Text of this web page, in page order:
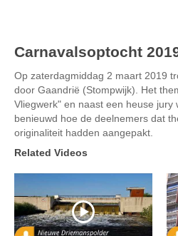
Carnavalsoptocht
Op zaterdagmiddag 2 maart 2019
door Gaandrië (Stompwijk). Het
Vliegwerk" en naast een heuse jury
benieuwd hoe de deelnemers dat
originaliteit hadden aangepakt.
Related Videos